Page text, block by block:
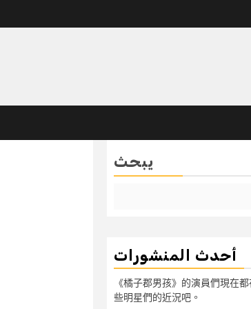
يبحث
أحدث المنشورات
《橘子郡男孩》的演員們現在
些明星們的近況吧。